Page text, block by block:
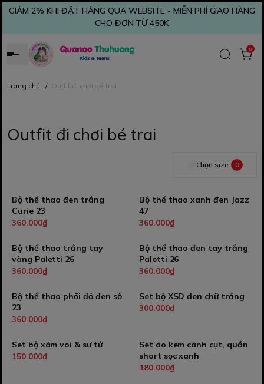
GIẢM 2% KHI ĐẶT HÀNG QUA WEBSITE - MIỄN PHÍ GIAO HÀNG
CHO ĐƠN TỪ 450K
0
Trang chủ / Outfit đi chơi bé trai
Outfit đi chơi bé trai
Chọn size 0
Bộ thể thao đen trắng
Curie 23
360.000₫
Bộ thể thao xanh đen Jazz
47
360.000₫
Bộ thể thao trắng tay
vàng Paletti 26
360.000₫
Bộ thể thao đen tay trắng
Paletti 26
360.000₫
Bộ thể thao phối đỏ đen số
23
360.000₫
Set bộ XSD đen chữ trắng
300.000₫
Set bộ xám voi & sư tử
150.000₫
Set áo kem cánh cụt, quần
short sọc xanh
180.000₫